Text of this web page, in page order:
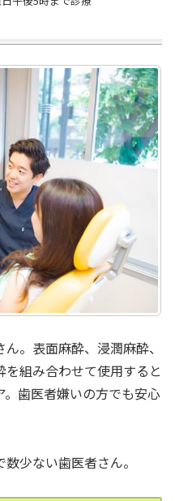
。表面麻酔、浸潤麻酔、
組み合わせて使用すると
歯医者嫌いの方でも安心
少ない歯医者さん。